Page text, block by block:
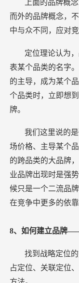
上面的品牌概
而外的品牌概念，
中与众不同，应对
定位理论认为
表某个品类的名字
的主导，成为某个
个品类时，立即想
牌。
我们这里说的
场价格、主导某个
的跨品类的大品牌
业品牌出现时是强
候只是一个二流品
在竞争中更多的依靠
8、如何建立品牌
找到战略定位
占定位、关联定位